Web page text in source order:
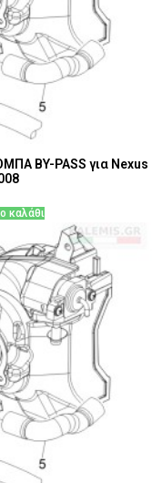
ΒY-PASS για Nexus
καλάθι